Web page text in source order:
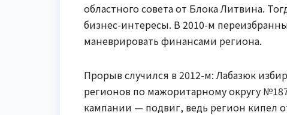
областного совета от Блока Литвина.
бизнес-интересы. В 2010-м
маневрировать финансами региона.
Прорыв случился в 2012-м: Лабазюк
регионов по мажоритарному округу
кампании — подвиг, ведь регион кипел